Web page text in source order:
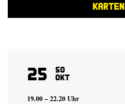
KARTEN
25 So
Okt
19.00 – 22.20 Uhr